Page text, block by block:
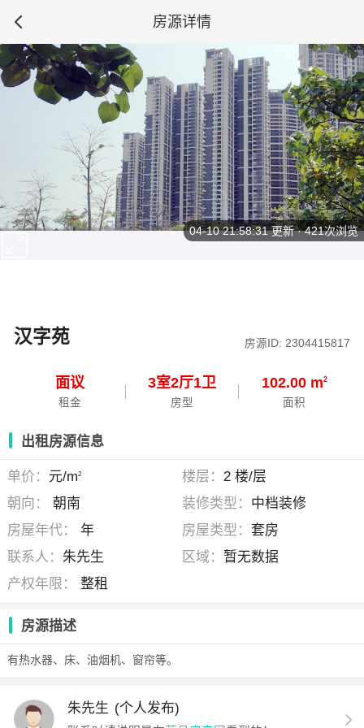
房源详情
汉字苑 房源ID: 2304415817
面议
租金
3室2厅1卫
房型
102.00 m2
面积
04-10 21:58:31更新 · 421次浏览
出租房源信息
单价： 元/m2 楼层： 2 楼/层
朝向：
朝南 装修类型： 中档装修
房屋年代：
年 房屋类型： 套房
联系人：朱先生 区域： 暂无数据
产权年限：
整租
房源描述
有热水器、床、油烟机、窗帘等。
朱先生 (个人发布)